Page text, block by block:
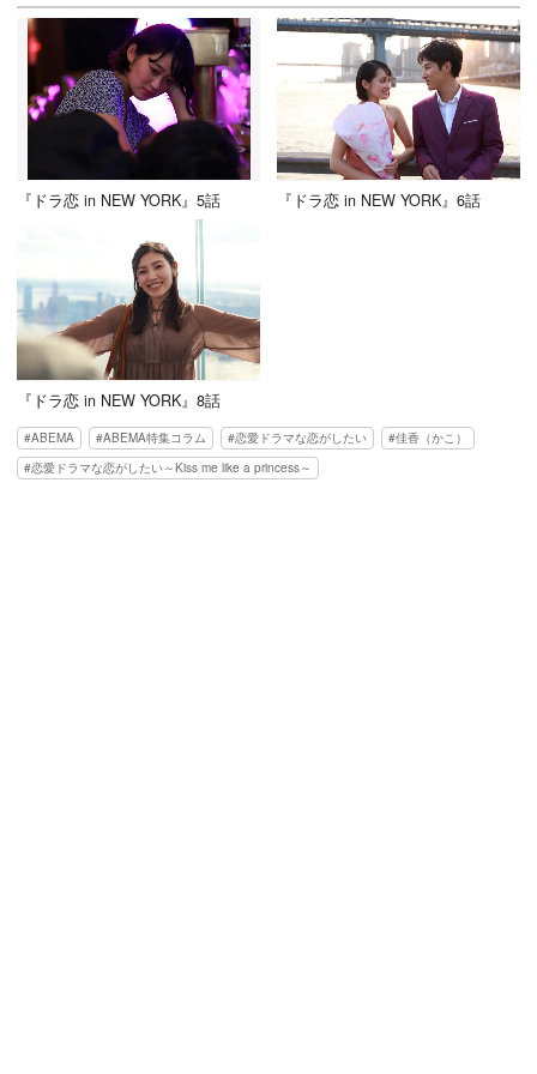
『ドラ恋 in NEW YORK』5話 『ドラ恋 in NEW YORK』6話
『ドラ恋 in NEW YORK』8話
ABEMA ABEMA特集コラム 恋愛ドラマな恋がしたい
佳香（かこ）
恋愛ドラマな恋がしたい～Kiss me like a princess～